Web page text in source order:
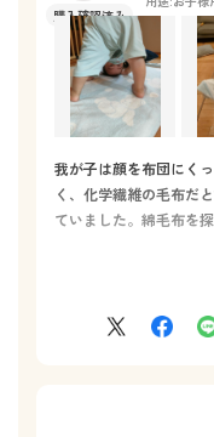
我が子は顔を布団にく
く、化学繊維の毛布だ
ていました。綿毛布を
今や、息子「お気に入
・・・そして今回の購